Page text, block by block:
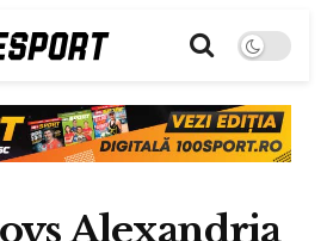
Alexandria